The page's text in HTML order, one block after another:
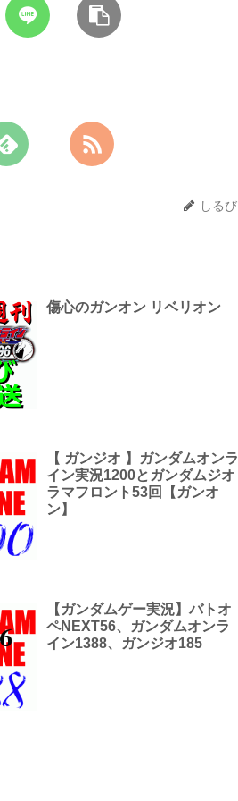
しるび
傷心のガンオン リベリオン
【 ガンジオ 】ガンダムオンラ
イン実況1200とガンダムジオ
ラマフロント53回【ガンオ
ン】
【ガンダムゲー実況】バトオ
ペNEXT56、ガンダムオンラ
イン1388、ガンジオ185